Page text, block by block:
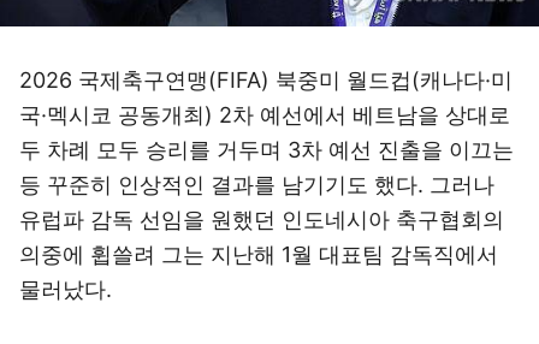
2026 국제축구연맹(FIFA) 북중미 월드컵(캐나다·미
국·멕시코 공동개최) 2차 예선에서 베트남을 상대로
두 차례 모두 승리를 거두며 3차 예선 진출을 이끄는
등 꾸준히 인상적인 결과를 남기기도 했다. 그러나
유럽파 감독 선임을 원했던 인도네시아 축구협회의
의중에 휩쓸려 그는 지난해 1월 대표팀 감독직에서
물러났다.